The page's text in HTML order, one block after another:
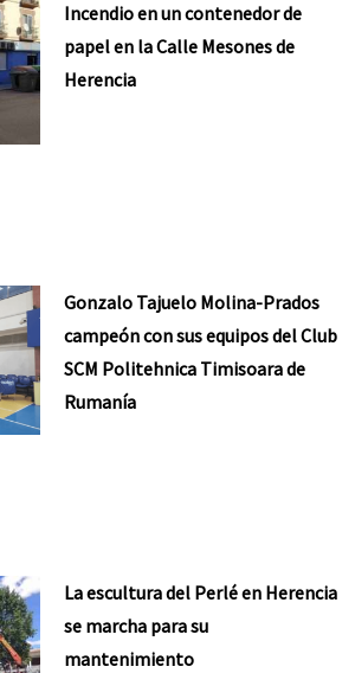
Incendio en un contenedor de
papel en la Calle Mesones de
Herencia
Gonzalo Tajuelo Molina-Prados
campeón con sus equipos del Club
SCM Politehnica Timisoara de
Rumanía
La escultura del Perlé en Herencia
se marcha para su
mantenimiento